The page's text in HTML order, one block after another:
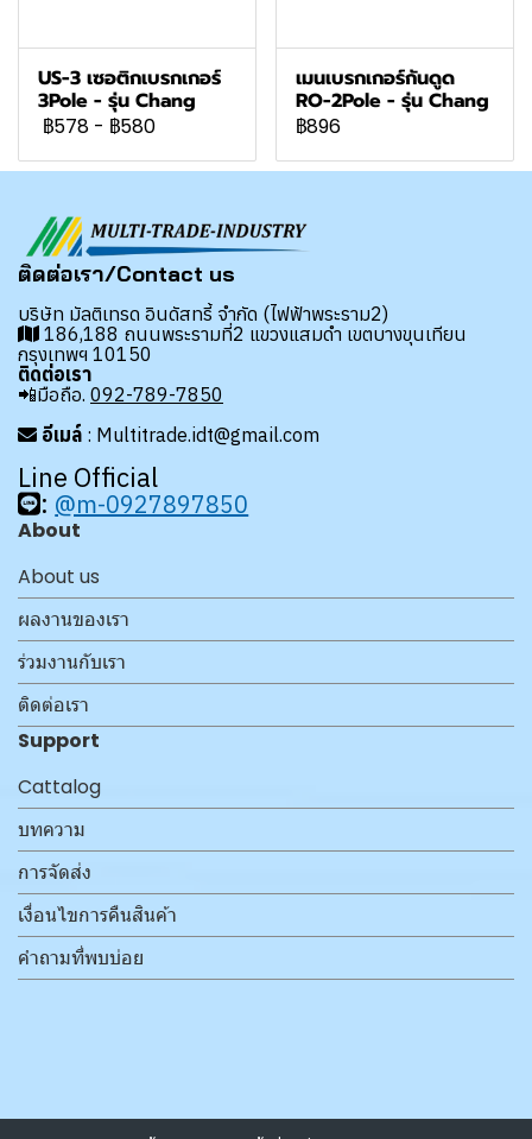
US-3 เซอติกเบรกเกอร์
3Pole - รุ่น Chang
฿578 - ฿580
เมนเบรกเกอร์กันดูด
RO-2Pole - รุ่น Chang
฿896
ติดต่อเรา/Contact us
บริษัท มัลติเทรด อินดัสทรี้ จำกัด (ไฟฟ้าพระราม2)
186,188 ถนนพระรามที่2 แขวงแสมดำ เขตบางขุนเทียน
กรุงเทพฯ 10150
ติดต่อเรา
📲มือถือ. 092-789-7850
อีเมล์ : Multitrade.idt@gmail.com
Line Official
: @m-0927897850
About
About us
ผลงานของเรา
ร่วมงานกับเรา
ติดต่อเรา
Support
Cattalog
บทความ
การจัดส่ง
เงื่อนไขการคืนสินค้า
คำถามที่พบบ่อย